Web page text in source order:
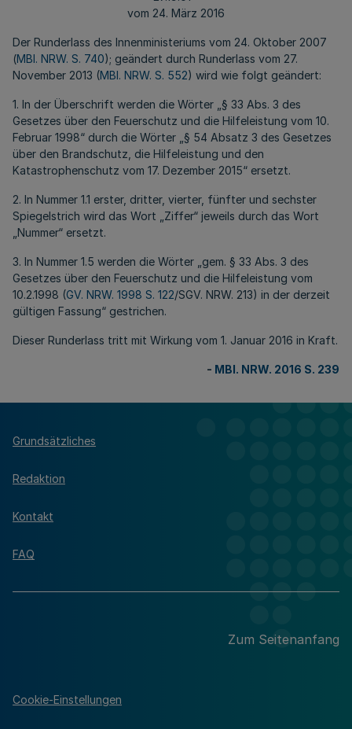
vom 24. März 2016
Der Runderlass des Innenministeriums vom 24. Oktober 2007
(MBl. NRW. S. 740); geändert durch Runderlass vom 27.
November 2013 (MBl. NRW. S. 552) wird wie folgt geändert:
1. In der Überschrift werden die Wörter „§ 33 Abs. 3 des
Gesetzes über den Feuerschutz und die Hilfeleistung vom 10.
Februar 1998“ durch die Wörter „§ 54 Absatz 3 des Gesetzes
über den Brandschutz, die Hilfeleistung und den
Katastrophenschutz vom 17. Dezember 2015“ ersetzt.
2. In Nummer 1.1 erster, dritter, vierter, fünfter und sechster
Spiegelstrich wird das Wort „Ziffer“ jeweils durch das Wort
„Nummer“ ersetzt.
3. In Nummer 1.5 werden die Wörter „gem. § 33 Abs. 3 des
Gesetzes über den Feuerschutz und die Hilfeleistung vom
10.2.1998 (GV. NRW. 1998 S. 122/SGV. NRW. 213) in der derzeit
gültigen Fassung“ gestrichen.
Dieser Runderlass tritt mit Wirkung vom 1. Januar 2016 in Kraft.
- MBl. NRW. 2016 S. 239
Grundsätzliches
Redaktion
Kontakt
FAQ
Zum Seitenanfang
Cookie-Einstellungen